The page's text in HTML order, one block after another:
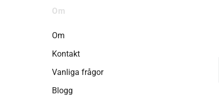
Om
Om
Kontakt
Vanliga frågor
Blogg